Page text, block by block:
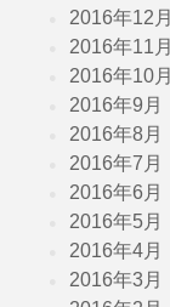
2016年12月
2016年11月
2016年10月
2016年9月
2016年8月
2016年7月
2016年6月
2016年5月
2016年4月
2016年3月